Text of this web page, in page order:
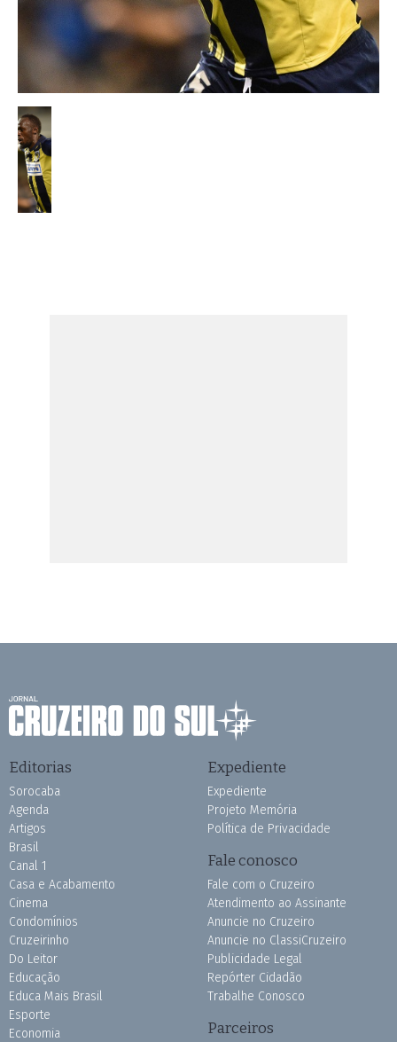
Editorias
Sorocaba
Agenda
Artigos
Brasil
Canal 1
Casa e Acabamento
Cinema
Condomínios
Cruzeirinho
Do Leitor
Educação
Educa Mais Brasil
Esporte
Economia
Expediente
Expediente
Projeto Memória
Política de Privacidade
Fale conosco
Fale com o Cruzeiro
Atendimento ao Assinante
Anuncie no Cruzeiro
Anuncie no ClassiCruzeiro
Publicidade Legal
Repórter Cidadão
Trabalhe Conosco
Parceiros